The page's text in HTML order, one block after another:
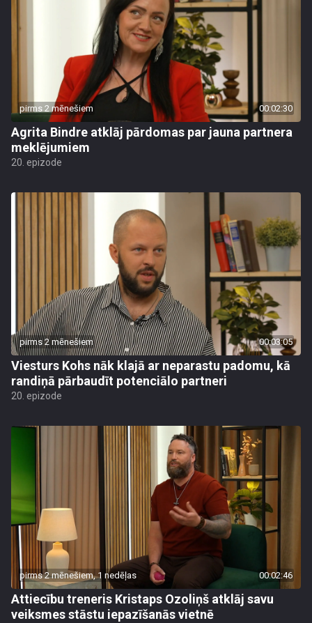
pirms 2 mēnešiem 00:02:30
Agrita Bindre atklāj pārdomas par jauna partnera
meklējumiem
20. epizode
pirms 2 mēnešiem 00:03:05
Viesturs Kohs nāk klajā ar neparastu padomu, kā
randiņā pārbaudīt potenciālo partneri
20. epizode
pirms 2 mēnešiem, 1 nedēļas 00:02:46
Attiecību treneris Kristaps Ozoliņš atklāj savu
veiksmes stāstu iepazīšanās vietnē